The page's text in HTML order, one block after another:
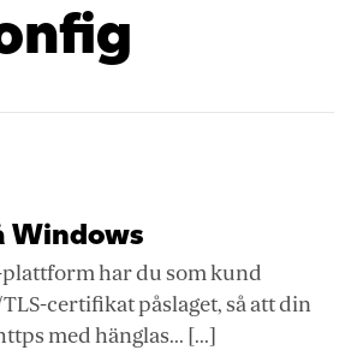
Windows
plattform har du som kund
certifikat påslaget, så att din
med hänglas... [...]